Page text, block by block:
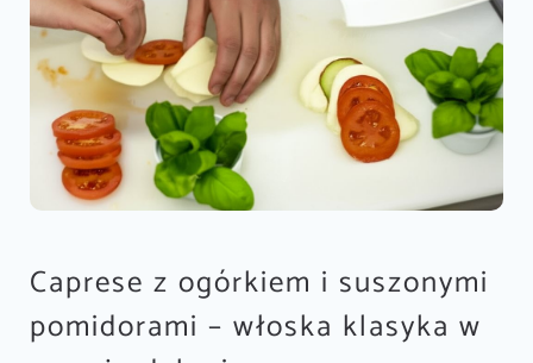
Caprese z ogórkiem i suszonymi
pomidorami – włoska klasyka w